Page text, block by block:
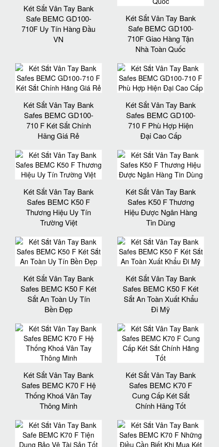
Két Sắt Vân Tay Bank
Safe BEMC GD100-
710F Uy Tín Hàng Đầu
VN
Két Sắt Vân Tay Bank
Safe BEMC GD100-
710F Giao Hàng Tận
Nhà Toàn Quốc
Két Sắt Vân Tay Bank
Safes BEMC GD100-
710 F Két Sắt Chính
Hãng Giá Rẻ
Két Sắt Vân Tay Bank
Safes BEMC GD100-
710 F Phù Hợp Hiện
Đại Cao Cấp
Két Sắt Vân Tay Bank
Safes BEMC K50 F
Thương Hiệu Uy Tín
Trường Việt
Két Sắt Vân Tay Bank
Safes K50 F Thương
Hiệu Được Ngân Hàng
Tin Dùng
Két Sắt Vân Tay Bank
Safes BEMC K50 F Két
Sắt An Toàn Uy Tín
Bền Đẹp
Két Sắt Vân Tay Bank
Safes BEMC K50 F Két
Sắt An Toàn Xuất Khẩu
Đi Mỹ
Két Sắt Vân Tay Bank
Safes BEMC K70 F Hệ
Thống Khoá Vân Tay
Thông Minh
Két Sắt Vân Tay Bank
Safes BEMC K70 F
Cung Cấp Két Sắt
Chính Hãng Tốt